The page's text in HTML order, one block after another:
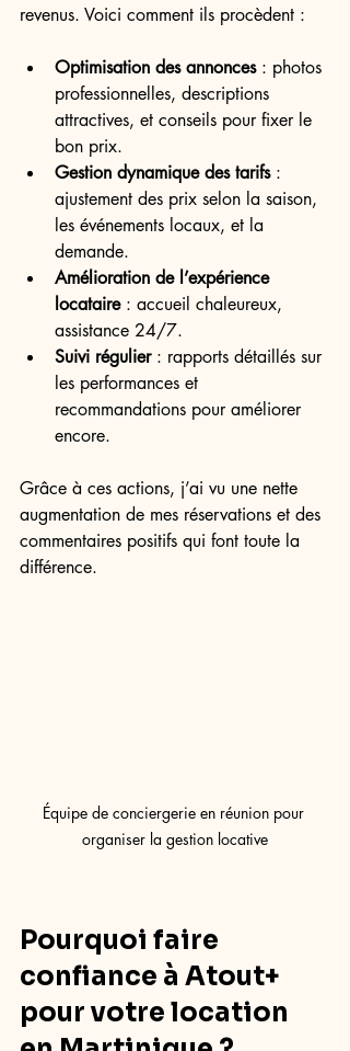
revenus. Voici comment ils procèdent :
Optimisation des annonces : photos
professionnelles, descriptions
attractives, et conseils pour fixer le
bon prix.
Gestion dynamique des tarifs :
ajustement des prix selon la saison,
les événements locaux, et la
demande.
Amélioration de l’expérience
locataire : accueil chaleureux,
assistance 24/7.
Suivi régulier : rapports détaillés sur
les performances et
recommandations pour améliorer
encore.
Grâce à ces actions, j’ai vu une nette
augmentation de mes réservations et des
commentaires positifs qui font toute la
différence.
Équipe de conciergerie en réunion pour
organiser la gestion locative
Pourquoi faire
confiance à Atout+
pour votre location